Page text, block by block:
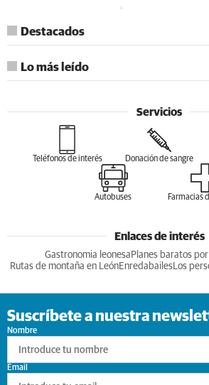
Destacados
Lo más leído
Servicios
Teléfonos de interés Donación de sangre
Autobuses Farmacias
Enlaces de interés
Gastronomia leonesa Planes baratos
Rutas de montaña en LeónEnredabailesLos
Suscríbete a nuestra
Nombre
Email